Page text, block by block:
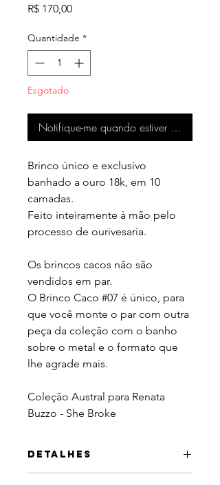
R$ 170,00Preço
Quantidade *
Esgotado
Notifique-me quando estiver disponível
Brinco único e exclusivo
banhado a ouro 18k, em 10
camadas.
Feito inteiramente à mão pelo
processo de ourivesaria.
Os brincos cacos não são
vendidos em par.
O Brinco Caco #07 é único, para
que você monte o par com outra
peça da coleção com o banho
sobre o metal e o formato que
lhe agrade mais.
Coleção Austral para Renata
Buzzo - She Broke
Detalhes